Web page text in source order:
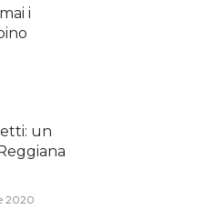
la stagione
alla
GRANATA
Giugno 2026
i
un
2020